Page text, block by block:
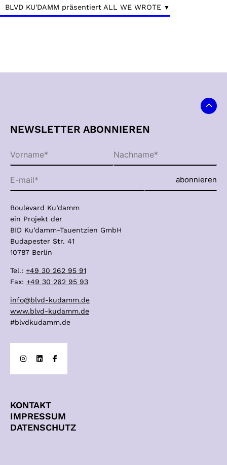
BLVD KU'DAMM präsentiert ALL WE WROTE
NEWSLETTER ABONNIEREN
Boulevard Ku’damm
ein Projekt der
BID Ku’damm-Tauentzien GmbH
Budapester Str. 41
10787 Berlin
Tel.: +49 30 262 95 91
Fax: +49 30 262 95 93
info@blvd-kudamm.de
www.blvd-kudamm.de
#blvdkudamm.de
KONTAKT
IMPRESSUM
DATENSCHUTZ